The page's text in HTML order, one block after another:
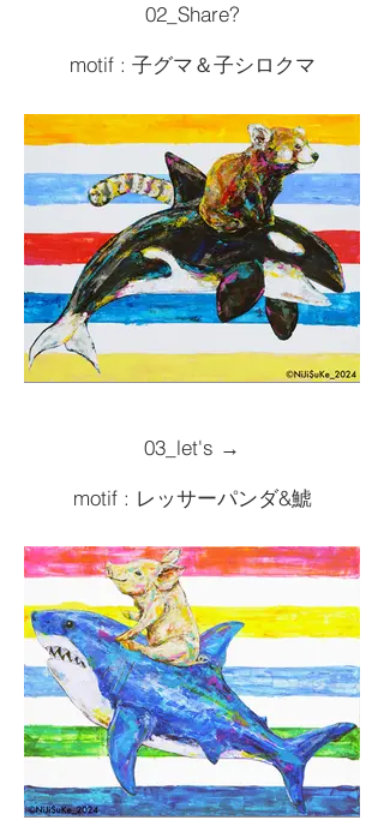
02_Share?
motif : 子グマ＆子シロクマ
Painting tools :Acrylic
2024artwork
¥165,000( 税込 )
03_let's →
motif : レッサーパンダ&鯱
Painting tools :Acrylic
2024artwork
¥330,000( 税込 )